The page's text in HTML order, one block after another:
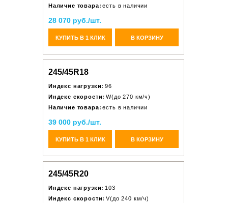
Наличие товара: есть в наличии
28 070 руб./шт.
КУПИТЬ В 1 КЛИК В КОРЗИНУ
245/45R18
Индекс нагрузки: 96
Индекс скорости: W(до 270 км/ч)
Наличие товара: есть в наличии
39 000 руб./шт.
КУПИТЬ В 1 КЛИК В КОРЗИНУ
245/45R20
Индекс нагрузки: 103
Индекс скорости: V(до 240 км/ч)